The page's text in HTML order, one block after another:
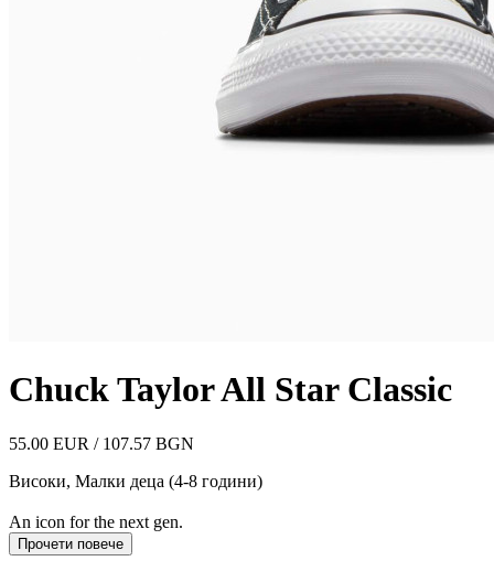
Chuck Taylor All Star Classic
55.00 EUR / 107.57 BGN
Високи, Малки деца (4-8 години)
An icon for the next gen.
Прочети повече